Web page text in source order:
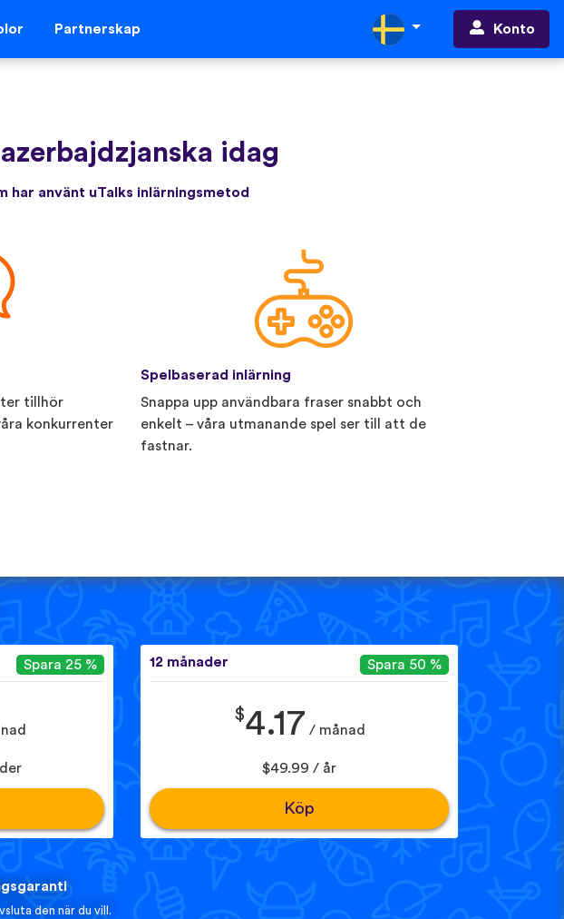
Partnerskap Konto
idag
har använt uTalks inlärningsmetod
tillhör
konkurrenter
Spelbaserad inlärning
Snappa upp användbara fraser snabbt och
enkelt – våra utmanande spel ser till att de
fastnar.
Spara 25 % 12 månader Spara 50 %
$4.17 / månad
$49.99 / år
Köp
den när du vill.